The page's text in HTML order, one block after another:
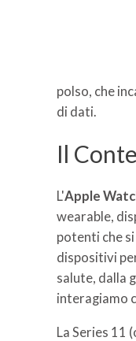
polso, che
di dati.
Il
L'Apple
wearable,
potenti che
dispositivi
salute, dalla
interagiamo
La Series 11